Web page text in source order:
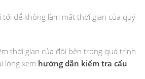
tới để không làm mất thời gian của quý
thời gian của đôi bên trong quá trình
lòng xem hướng dẫn kiểm tra cấu